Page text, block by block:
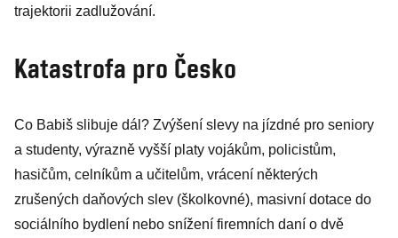
trajektorii zadlužování.
Katastrofa pro Česko
Co Babiš slibuje dál? Zvýšení slevy na jízdné pro seniory
a studenty, výrazně vyšší platy vojákům, policistům,
hasičům, celníkům a učitelům, vrácení některých
zrušených daňových slev (školkovné), masivní dotace do
sociálního bydlení nebo snížení firemních daní o dvě